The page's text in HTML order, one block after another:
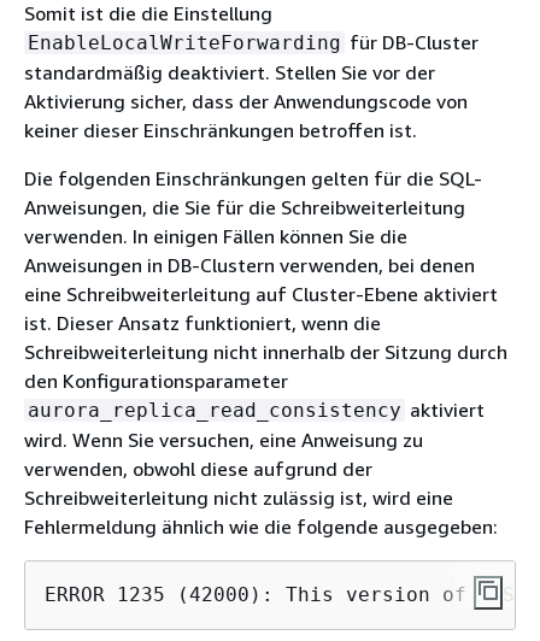
Somit ist die die Einstellung
EnableLocalWriteForwarding für DB-Cluster
standardmäßig deaktiviert. Stellen Sie vor der
Aktivierung sicher, dass der Anwendungscode von
keiner dieser Einschränkungen betroffen ist.
Die folgenden Einschränkungen gelten für die SQL-
Anweisungen, die Sie für die Schreibweiterleitung
verwenden. In einigen Fällen können Sie die
Anweisungen in DB-Clustern verwenden, bei denen
eine Schreibweiterleitung auf Cluster-Ebene aktiviert
ist. Dieser Ansatz funktioniert, wenn die
Schreibweiterleitung nicht innerhalb der Sitzung durch
den Konfigurationsparameter
aurora_replica_read_consistency aktiviert
wird. Wenn Sie versuchen, eine Anweisung zu
verwenden, obwohl diese aufgrund der
Schreibweiterleitung nicht zulässig ist, wird eine
Fehlermeldung ähnlich wie die folgende ausgegeben:
ERROR 1235 (42000): This version of